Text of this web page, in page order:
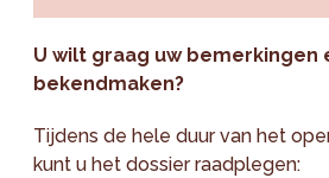
U wilt graag uw bemerkingen
bekendmaken?
Tijdens de hele duur van het
kunt u het dossier raadplegen: